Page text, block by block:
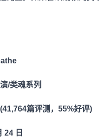
/类魂系列
篇评测，55%好评)
24 日